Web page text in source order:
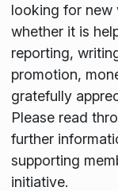
looking for new
whether it is
reporting,
promotion,
gratefully
Please read
further
supporting
initiative.